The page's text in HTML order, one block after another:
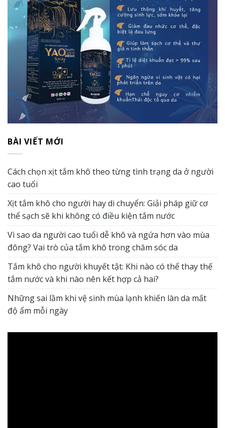
BÀI VIẾT MỚI
Cách chọn xịt tắm khô theo từng tình trạng da ở người
cao tuổi
Xịt tắm khô cho người hay di chuyển: Giải pháp giữ cơ
thể sạch sẽ khi không có điều kiện tắm nước
Vì sao da người cao tuổi dễ khô và ngứa hơn vào mùa
đông? Vai trò của tắm khô trong chăm sóc da
Tắm khô cho người khuyết tật: Khi nào có thể thay thế
tắm nước và khi nào nên kết hợp cả hai?
Những sai lầm khi vệ sinh mùa lạnh khiến làn da mất
độ ẩm mỗi ngày